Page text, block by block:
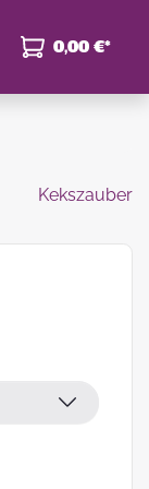
0,00 €*
Kekszauber